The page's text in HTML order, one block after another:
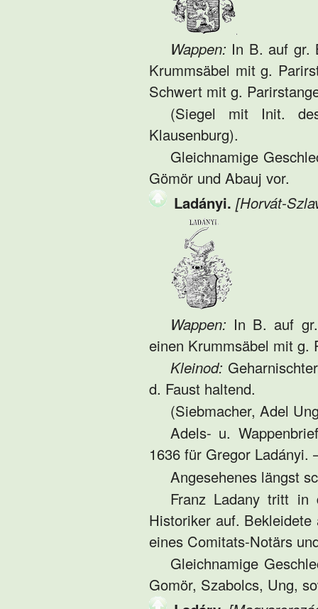
Wappen: In B. auf gr.
Krummsäbel mit g.
Schwert mit g.
(Siegel mit Init.
Klausenburg).
Gleichnamige
Gömör und Abauj vor.
Ladányi. [Horvát-
Wappen: In B. auf
einen Krummsäbel mit g.
Kleinod:
d. Faust haltend.
(Siebmacher, Adel
Adels- u.
1636 für Gregor Ladányi.
Angesehenes längst
Franz Ladany tritt
Historiker auf.
eines Comitats-Notärs
Gleichnamige
Gomör, Szabolcs, Ung,